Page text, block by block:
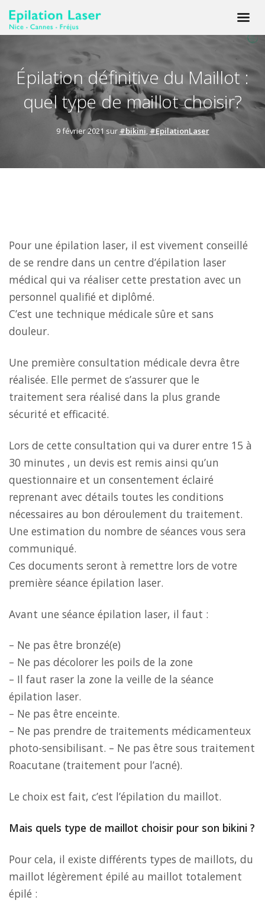
Épilation définitive du Maillot :
quel type de maillot choisir?
9 février 2021 sur #bikini,#EpilationLaser
Pour une épilation laser, il est vivement conseillé
de se rendre dans un centre d’épilation laser
médical qui va réaliser cette prestation avec un
personnel qualifié et diplômé.
C’est une technique médicale sûre et sans
douleur.
Une première consultation médicale devra être
réalisée. Elle permet de s’assurer que le
traitement sera réalisé dans la plus grande
sécurité et efficacité.
Lors de cette consultation qui va durer entre 15 à
30 minutes , un devis est remis ainsi qu’un
questionnaire et un consentement éclairé
reprenant avec détails toutes les conditions
nécessaires au bon déroulement du traitement.
Une estimation du nombre de séances vous sera
communiqué.
Ces documents seront à remettre lors de votre
première séance épilation laser.
Avant une séance épilation laser, il faut :
– Ne pas être bronzé(e)
– Ne pas décolorer les poils de la zone
– Il faut raser la zone la veille de la séance
épilation laser.
– Ne pas être enceinte.
– Ne pas prendre de traitements médicamenteux
photo-sensibilisant. – Ne pas être sous traitement
Roacutane (traitement pour l’acné).
Le choix est fait, c’est l’épilation du maillot.
Mais quels type de maillot choisir pour son bikini ?
Pour cela, il existe différents types de maillots, du
maillot légèrement épilé au maillot totalement
épilé :